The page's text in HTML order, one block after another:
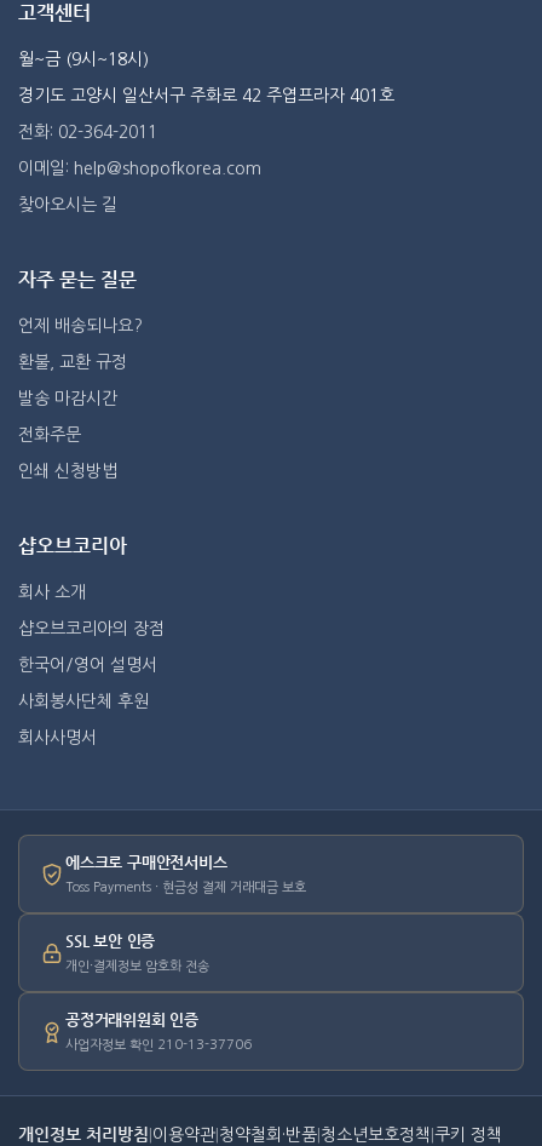
고객센터
월~금 (9시~18시)
경기도 고양시 일산서구 주화로 42 주엽프라자 401호
전화: 02-364-2011
이메일: help@shopofkorea.com
찾아오시는 길
자주 묻는 질문
언제 배송되나요?
환불, 교환 규정
발송 마감시간
전화주문
인쇄 신청방법
샵오브코리아
회사 소개
샵오브코리아의 장점
한국어/영어 설명서
사회봉사단체 후원
회사사명서
에스크로 구매안전서비스
Toss Payments · 현금성 결제 거래대금 보호
SSL 보안 인증
개인·결제정보 암호화 전송
공정거래위원회 인증
사업자정보 확인 210-13-37706
개인정보 처리방침 이용약관 청약철회·반품 청소년보호정책 쿠키 정책